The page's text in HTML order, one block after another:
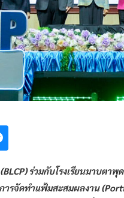
ร่วมกับโรงเรียนมาบต
ารจัดทำแฟ้มสะสมผลงาน